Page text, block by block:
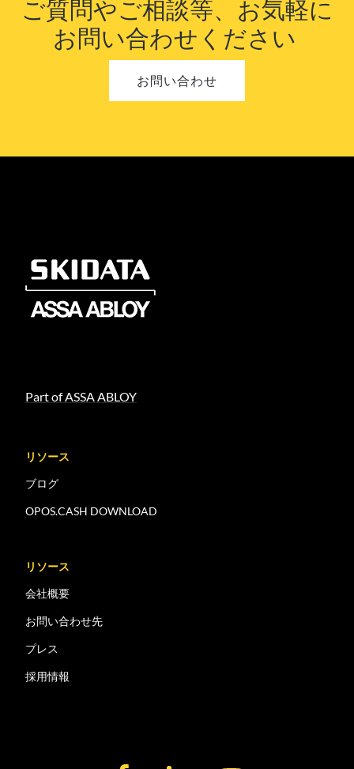
ご質問やご相談等、お気軽に
お問い合わせください
お問い合わせ
Part of ASSA ABLOY
リソース
ブログ
OPOS.CASH DOWNLOAD
リソース
会社概要
お問い合わせ先
プレス
採用情報